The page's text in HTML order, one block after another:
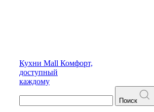
Кухни Mall Комфорт,
доступный
каждому
Поиск